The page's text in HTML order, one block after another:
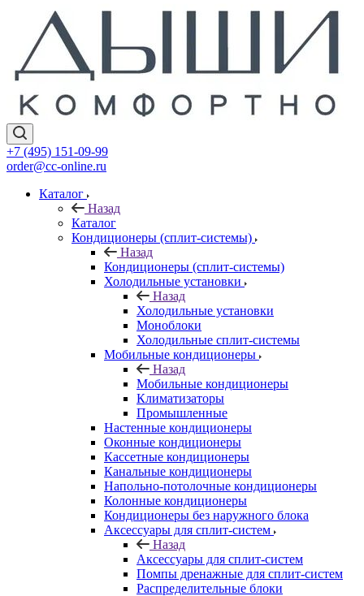
+7 (495) 151-09-99
order@cc-online.ru
Каталог
Назад
Каталог
Кондиционеры (сплит-системы)
Назад
Кондиционеры (сплит-системы)
Холодильные установки
Назад
Холодильные установки
Моноблоки
Холодильные сплит-системы
Мобильные кондиционеры
Назад
Мобильные кондиционеры
Климатизаторы
Промышленные
Настенные кондиционеры
Оконные кондиционеры
Кассетные кондиционеры
Канальные кондиционеры
Напольно-потолочные кондиционеры
Колонные кондиционеры
Кондиционеры без наружного блока
Аксессуары для сплит-систем
Назад
Аксессуары для сплит-систем
Помпы дренажные для сплит-систем
Распределительные блоки